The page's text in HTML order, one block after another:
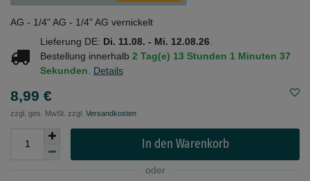
AG - 1/4" AG - 1/4" AG vernickelt
Lieferung DE: Di. 11.08. - Mi. 12.08.26
Bestellung innerhalb 2 Tag(e) 13 Stunden 1 Minuten 37
Sekunden
Details
8,99 €
zzgl. ges. MwSt. zzgl. Versandkosten
In den Warenkorb
oder